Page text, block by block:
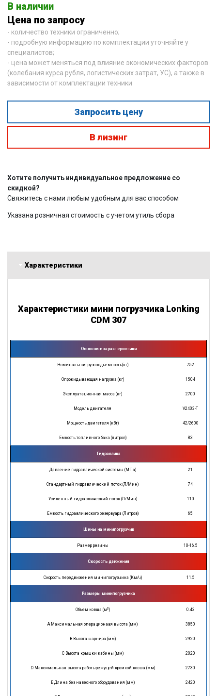
В наличии
Цена по запросу
- количество техники ограниченно;
- подробную информацию по комплектации уточняйте у
специалистов;
- цена может меняться под влияние экономических факторов
(колебания курса рубля, логистических затрат, УС), а также в
зависимости от комплектации техники
Запросить цену
В лизинг
Хотите получить индивидуальное предложение со
скидкой?
Свяжитесь с нами любым удобным для вас способом
Указана розничная стоимость с учетом утиль сбора
Характеристики
Характеристики мини погрузчика Lonking
CDM 307
Основные характеристики
Номинальная рузоподъемность(кг) 752
Опрокидывающая нагрузка (кг) 1504
Эксплуатационная масса (кг) 2700
Модель двигателя V2403-T
Мощность двигателя (кВт) 42/2600
Емкость топливного бака (литров) 83
Гидравлика
Давление гидравлической системы (МПа) 21
Стандартный гидравлический поток (Л/Мин) 74
Усиленный гидравлический поток (Л/Мин) 110
Емкость гидравлического резервуара (Литров) 65
Шины на минипогрузчик
Размер резины 10-16.5
Скорость движения
Скорость передвижения минипогрузчика (Км/ч) 11.5
Размеры минипогрузчика
Объем ковша (м3) 0.43
A Максимальная операционаая высота (мм) 3850
B Высота шарнира (мм) 2920
C Высота крышки кабины (мм) 2020
D Максимальная высота работырежущей кромкой ковша (мм) 2730
E Длина без навесного оборудования (мм) 2420